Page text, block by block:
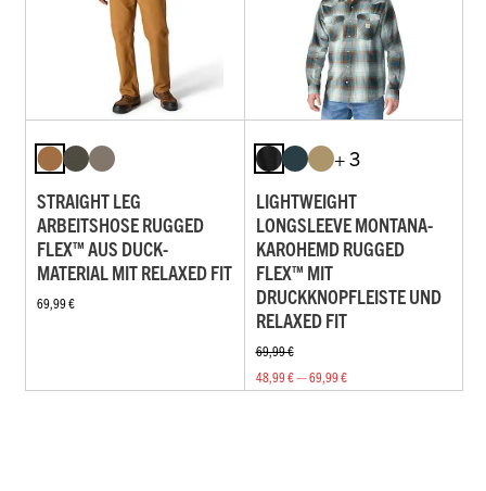
STRAIGHT LEG
ARBEITSHOSE RUGGED
FLEX™ AUS DUCK-
MATERIAL MIT RELAXED FIT
69,99 €
+ 3
LIGHTWEIGHT
LONGSLEEVE MONTANA-
KAROHEMD RUGGED
FLEX™ MIT
DRUCKKNOPFLEISTE UND
RELAXED FIT
69,99 €
48,99 € — 69,99 €